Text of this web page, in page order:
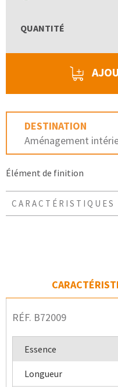
QUANTITÉ
DESTINATION
Aménagement
Élément de finition
CARACTÉRISTIQUES
RÉF. B72009
Essence
Longueur